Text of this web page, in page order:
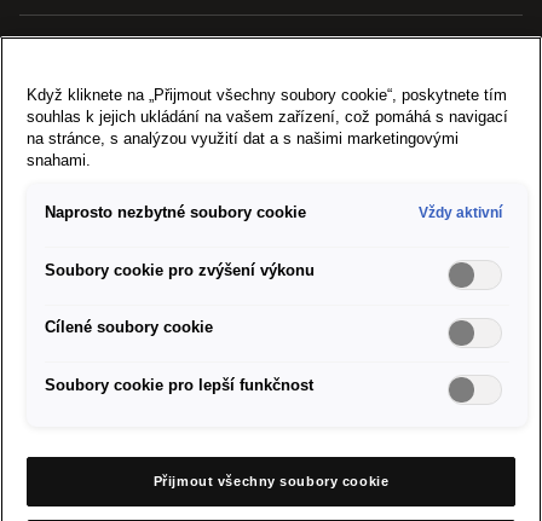
Prodej vozů SEAT
Když kliknete na „Přijmout všechny soubory cookie“, poskytnete tím
souhlas k jejich ukládání na vašem zařízení, což pomáhá s navigací
na stránce, s analýzou využití dat a s našimi marketingovými
snahami.
Naprosto nezbytné soubory cookie Vždy aktivní
Soubory cookie pro zvýšení výkonu
Cílené soubory cookie
Soubory cookie pro lepší funkčnost
Přijmout všechny soubory cookie